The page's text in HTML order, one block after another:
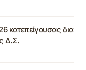
κατεπείγουσας δια
Δ.Σ.